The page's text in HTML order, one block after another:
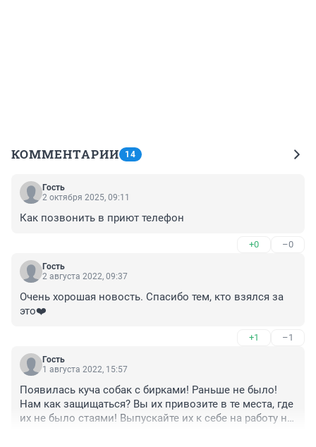
КОММЕНТАРИИ 14
Гость
2 октября 2025, 09:11
Как позвонить в приют телефон
+0 –0
Гость
2 августа 2022, 09:37
Очень хорошая новость. Спасибо тем, кто взялся за
это❤️
+1 –1
Гость
1 августа 2022, 15:57
Появилась куча собак с бирками! Раньше не было!
Нам как защищаться? Вы их привозите в те места, где
их не было стаями! Выпускайте их к себе на работу на